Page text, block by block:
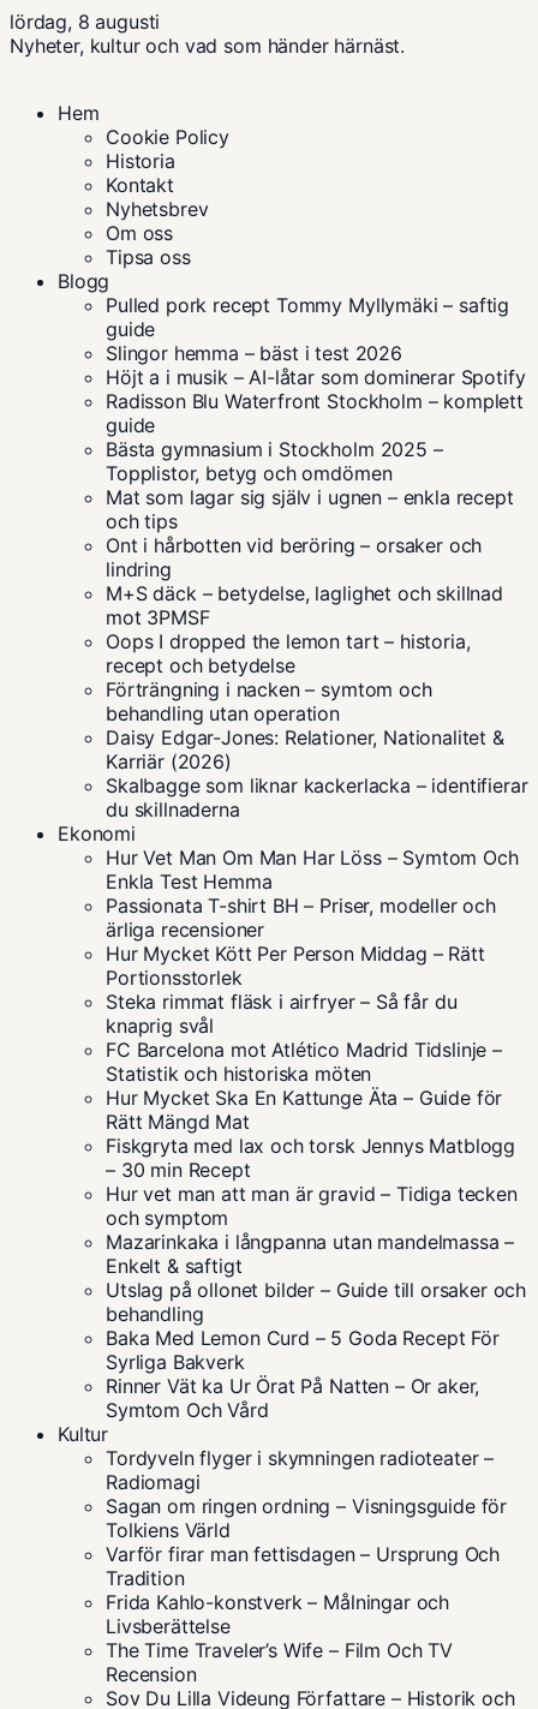
lördag, 8 augusti
Nyheter, kultur och vad som händer härnäst.
Hem
Cookie Policy
Historia
Kontakt
Nyhetsbrev
Om oss
Tipsa oss
Blogg
Pulled pork recept Tommy Myllymäki – saftig
guide
Slingor hemma – bäst i test 2026
Höjt a i musik – AI-låtar som dominerar Spotify
Radisson Blu Waterfront Stockholm – komplett
guide
Bästa gymnasium i Stockholm 2025 –
Topplistor, betyg och omdömen
Mat som lagar sig själv i ugnen – enkla recept
och tips
Ont i hårbotten vid beröring – orsaker och
lindring
M+S däck – betydelse, laglighet och skillnad
mot 3PMSF
Oops I dropped the lemon tart – historia,
recept och betydelse
Förträngning i nacken – symtom och
behandling utan operation
Daisy Edgar-Jones: Relationer, Nationalitet &
Karriär (2026)
Skalbagge som liknar kackerlacka – identifierar
du skillnaderna
Ekonomi
Hur Vet Man Om Man Har Löss – Symtom Och
Enkla Test Hemma
Passionata T-shirt BH – Priser, modeller och
ärliga recensioner
Hur Mycket Kött Per Person Middag – Rätt
Portionsstorlek
Steka rimmat fläsk i airfryer – Så får du
knaprig svål
FC Barcelona mot Atlético Madrid Tidslinje –
Statistik och historiska möten
Hur Mycket Ska En Kattunge Äta – Guide för
Rätt Mängd Mat
Fiskgryta med lax och torsk Jennys Matblogg
– 30 min Recept
Hur vet man att man är gravid – Tidiga tecken
och symptom
Mazarinkaka i långpanna utan mandelmassa –
Enkelt & saftigt
Utslag på ollonet bilder – Guide till orsaker och
behandling
Baka Med Lemon Curd – 5 Goda Recept För
Syrliga Bakverk
Rinner Vät ka Ur Örat På Natten – Or aker,
Symtom Och Vård
Kultur
Tordyveln flyger i skymningen radioteater –
Radiomagi
Sagan om ringen ordning – Visningsguide för
Tolkiens Värld
Varför firar man fettisdagen – Ursprung Och
Tradition
Frida Kahlo-konstverk – Målningar och
Livsberättelse
The Time Traveler’s Wife – Film Och TV
Recension
Sov Du Lilla Videung Författare – Historik och